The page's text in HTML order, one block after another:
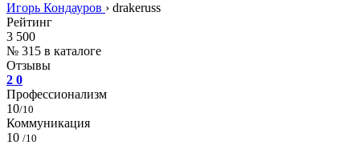
Игорь Кондауров › drakeruss
Рейтинг
3 500
№ 315 в каталоге
Отзывы
2 0
Профессионализм
10/10
Коммуникация
10 /10